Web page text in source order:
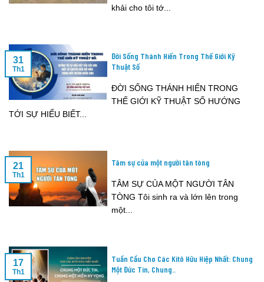
khải cho tôi tớ...
Đời Sống Thánh Hiến Trong Thế Giới Kỹ
Thuật Số
ĐỜI SỐNG THÁNH HIẾN TRONG
THẾ GIỚI KỸ THUẬT SỐ HƯỚNG
TỚI SỰ HIỂU BIẾT...
31
Th1
Tâm sự của một người tân tòng
TÂM SỰ CỦA MỘT NGƯỜI TÂN
TÒNG Tôi sinh ra và lớn lên trong
một...
21
Th1
Tuần Cầu Cho Các Kitô Hữu Hiệp Nhất: Chung
Một Đức Tin, Chung..
17
Th1